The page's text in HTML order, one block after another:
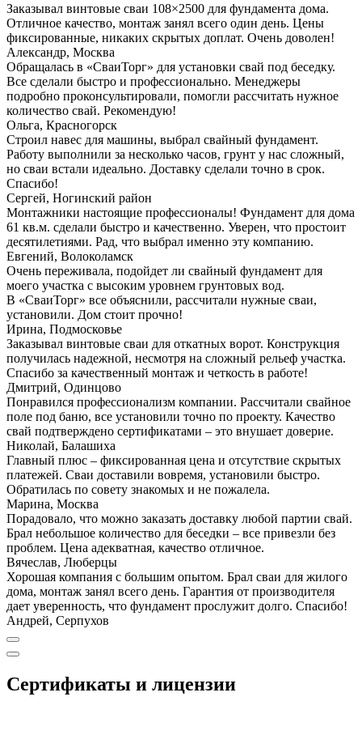
Заказывал винтовые сваи 108×2500 для фундамента дома.
Отличное качество, монтаж занял всего один день. Цены
фиксированные, никаких скрытых доплат. Очень доволен!
Александр, Москва
Обращалась в «СваиТорг» для установки свай под беседку.
Все сделали быстро и профессионально. Менеджеры
подробно проконсультировали, помогли рассчитать нужное
количество свай. Рекомендую!
Ольга, Красногорск
Строил навес для машины, выбрал свайный фундамент.
Работу выполнили за несколько часов, грунт у нас сложный,
но сваи встали идеально. Доставку сделали точно в срок.
Спасибо!
Сергей, Ногинский район
Монтажники настоящие профессионалы! Фундамент для дома
61 кв.м. сделали быстро и качественно. Уверен, что простоит
десятилетиями. Рад, что выбрал именно эту компанию.
Евгений, Волоколамск
Очень переживала, подойдет ли свайный фундамент для
моего участка с высоким уровнем грунтовых вод.
В «СваиТорг» все объяснили, рассчитали нужные сваи,
установили. Дом стоит прочно!
Ирина, Подмосковье
Заказывал винтовые сваи для откатных ворот. Конструкция
получилась надежной, несмотря на сложный рельеф участка.
Спасибо за качественный монтаж и четкость в работе!
Дмитрий, Одинцово
Понравился профессионализм компании. Рассчитали свайное
поле под баню, все установили точно по проекту. Качество
свай подтверждено сертификатами – это внушает доверие.
Николай, Балашиха
Главный плюс – фиксированная цена и отсутствие скрытых
платежей. Сваи доставили вовремя, установили быстро.
Обратилась по совету знакомых и не пожалела.
Марина, Москва
Порадовало, что можно заказать доставку любой партии свай.
Брал небольшое количество для беседки – все привезли без
проблем. Цена адекватная, качество отличное.
Вячеслав, Люберцы
Хорошая компания с большим опытом. Брал сваи для жилого
дома, монтаж занял всего день. Гарантия от производителя
дает уверенность, что фундамент прослужит долго. Спасибо!
Андрей, Серпухов
Сертификаты и лицензии